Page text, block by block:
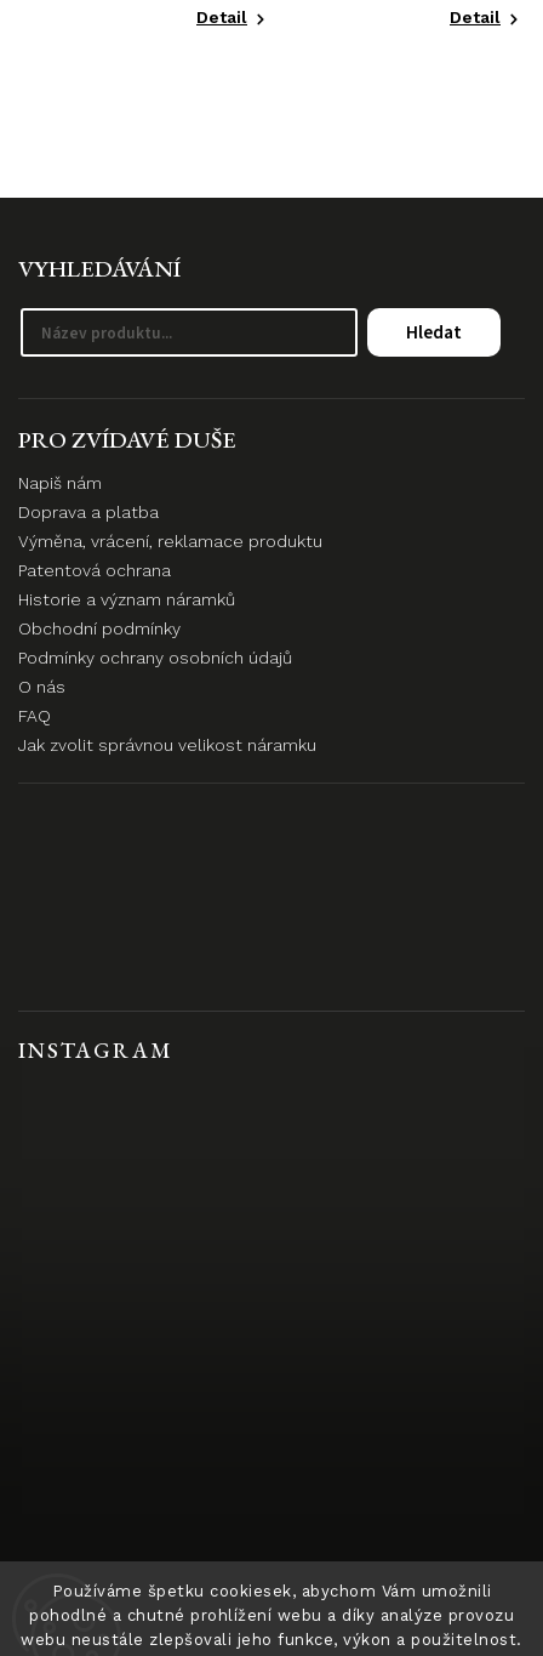
Používáme špetku cookiesek, abychom Vám umožnili
pohodlné a chutné prohlížení webu a díky analýze provozu
webu neustále zlepšovali jeho funkce, výkon a použitelnost.
Detail Detail
INSTAGRAM
Sledovat na Instagramu
VYHLEDÁVÁNÍ
Hledat
PRO ZVÍDAVÉ DUŠE
Napiš nám
Doprava a platba
Výměna, vrácení, reklamace produktu
Patentová ochrana
Historie a význam náramků
Obchodní podmínky
Podmínky ochrany osobních údajů
O nás
FAQ
Jak zvolit správnou velikost náramku